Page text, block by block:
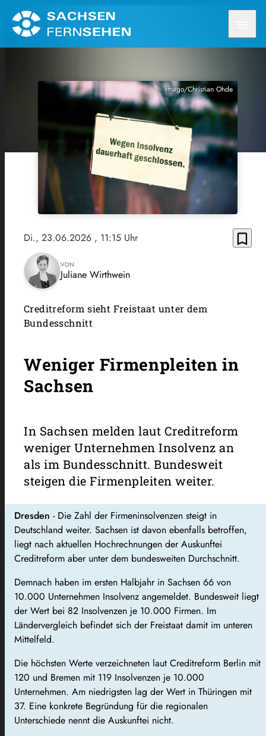
imago/Christian Ohde
Di., 23.06.2026 , 11:15 Uhr bookmark_border
VON
Juliane Wirthwein
Creditreform sieht Freistaat unter dem
Bundesschnitt
Weniger Firmenpleiten in
Sachsen
In Sachsen melden laut Creditreform
weniger Unternehmen Insolvenz an
als im Bundesschnitt. Bundesweit
steigen die Firmenpleiten weiter.
Dresden - Die Zahl der Firmeninsolvenzen steigt in
Deutschland weiter. Sachsen ist davon ebenfalls betroffen,
liegt nach aktuellen Hochrechnungen der Auskunftei
Creditreform aber unter dem bundesweiten Durchschnitt.
Demnach haben im ersten Halbjahr in Sachsen 66 von
10.000 Unternehmen Insolvenz angemeldet. Bundesweit liegt
der Wert bei 82 Insolvenzen je 10.000 Firmen. Im
Ländervergleich befindet sich der Freistaat damit im unteren
Mittelfeld.
Die höchsten Werte verzeichneten laut Creditreform Berlin mit
120 und Bremen mit 119 Insolvenzen je 10.000
Unternehmen. Am niedrigsten lag der Wert in Thüringen mit
37. Eine konkrete Begründung für die regionalen
Unterschiede nennt die Auskunftei nicht.